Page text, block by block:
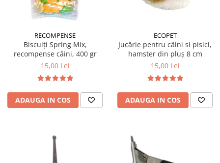
RECOMPENSE
Biscuiți Spring Mix,
recompense câini, 400 gr
15,00 Lei
ADAUGA IN COS
ECOPET
Jucărie pentru câini si pisici,
hamster din pluș 8 cm
15,00 Lei
ADAUGA IN COS